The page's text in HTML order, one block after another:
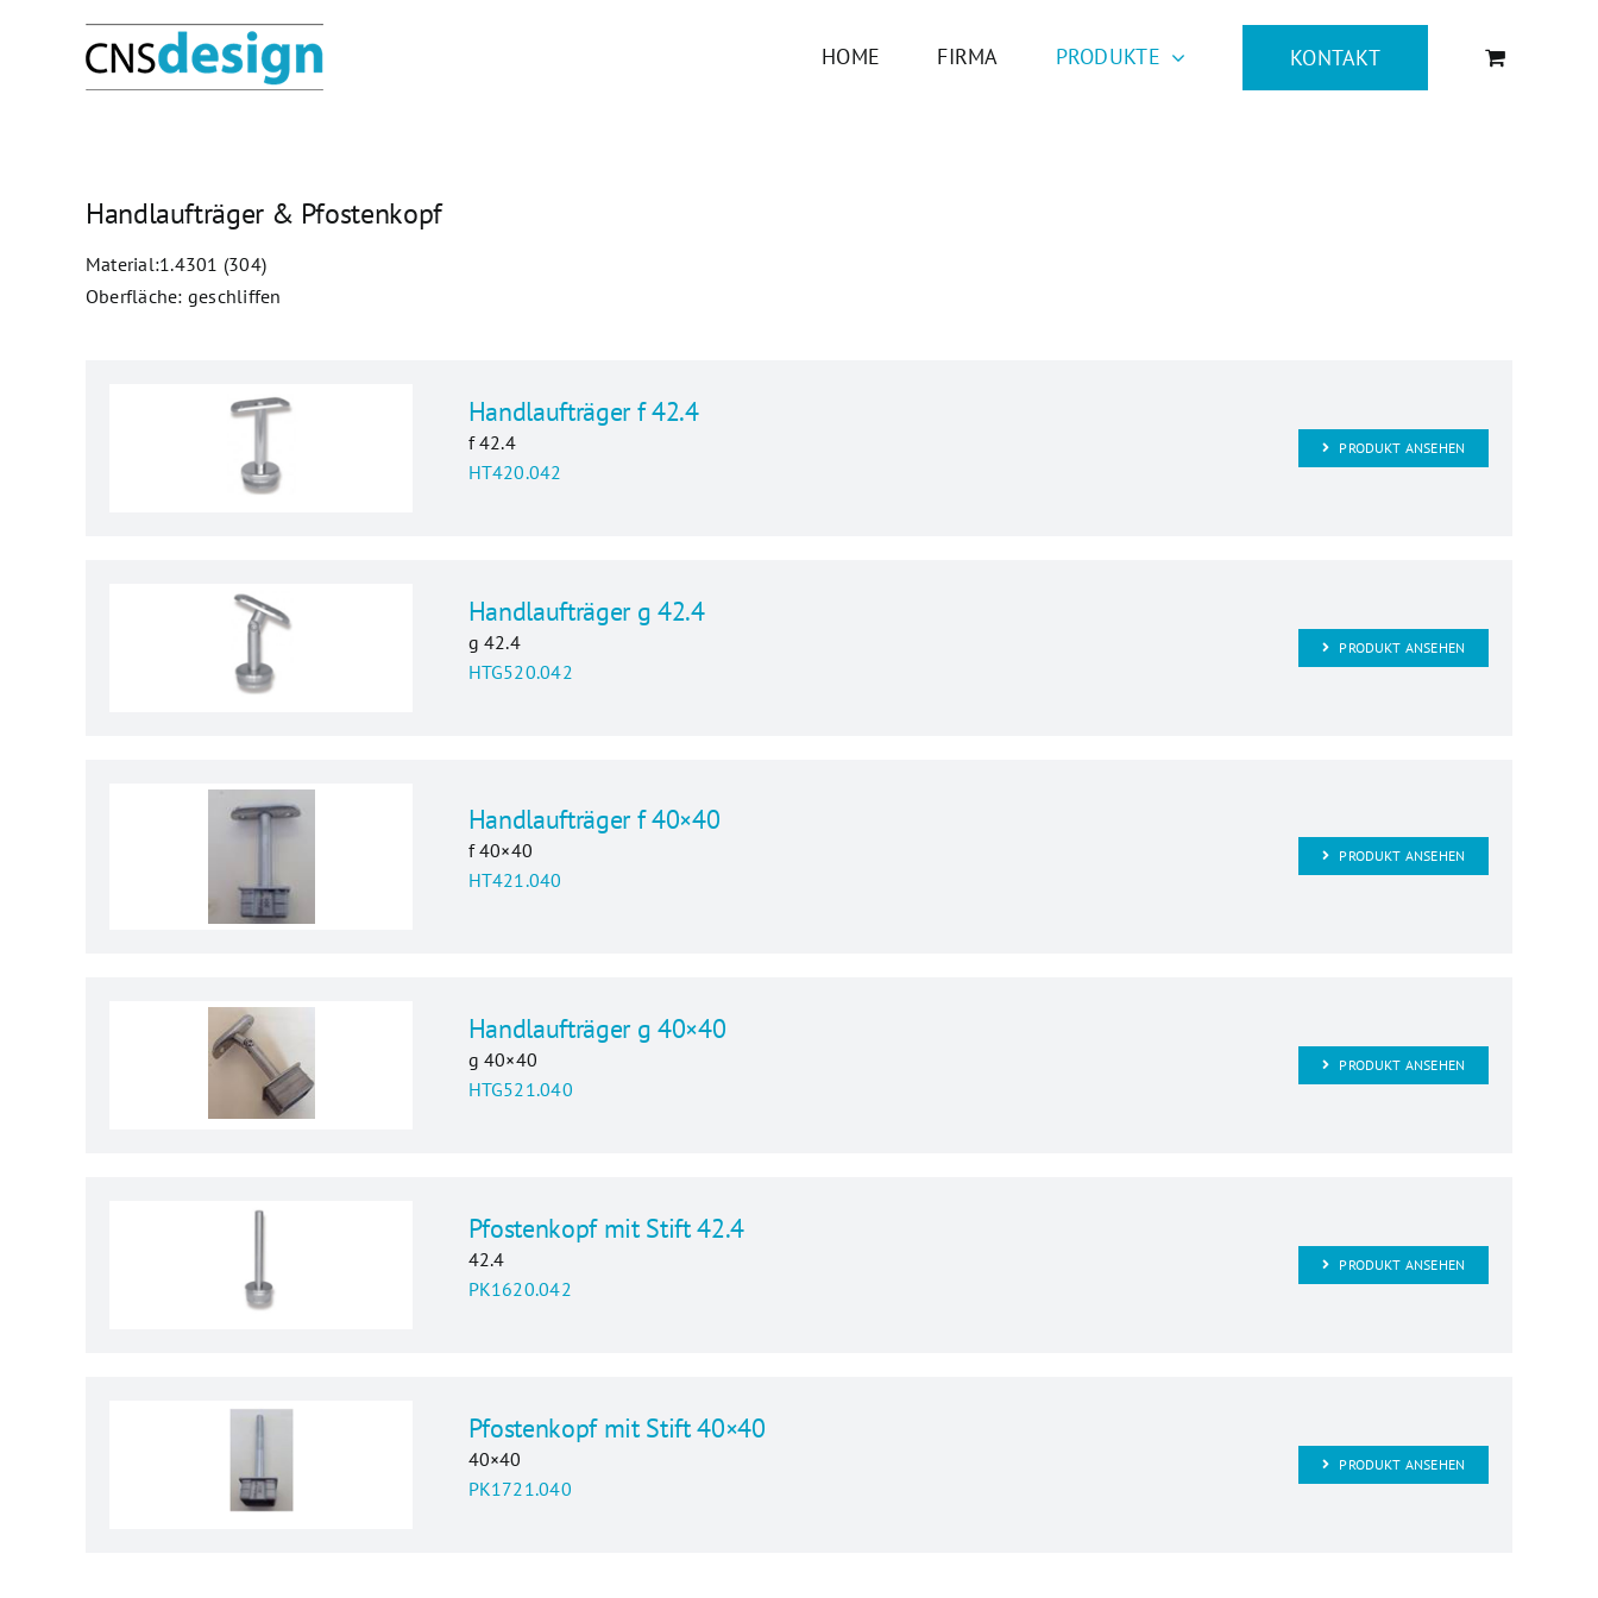
HOME FIRMA PRODUKTE KONTAKT
Handlaufträger & Pfostenkopf
Material:1.4301 (304)
Oberfläche: geschliffen
Handlaufträger f 42.4
f 42.4
HT420.042
PRODUKT ANSEHEN
Handlaufträger g 42.4
g 42.4
HTG520.042
PRODUKT ANSEHEN
Handlaufträger f 40×40
f 40×40
HT421.040
PRODUKT ANSEHEN
Handlaufträger g 40×40
g 40×40
HTG521.040
PRODUKT ANSEHEN
Pfostenkopf mit Stift 42.4
42.4
PK1620.042
PRODUKT ANSEHEN
Pfostenkopf mit Stift 40×40
40×40
PK1721.040
PRODUKT ANSEHEN